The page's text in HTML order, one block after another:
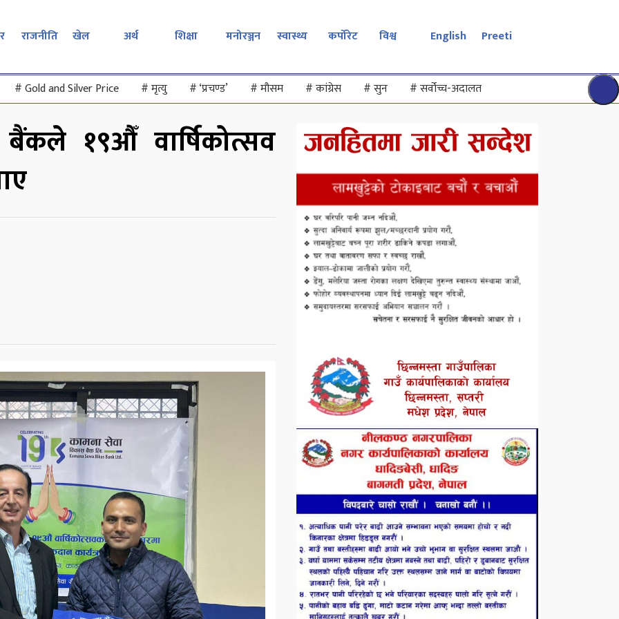
राजनीति खेल अर्थ शिक्षा मनोरञ्जन स्वास्थ्य कर्पोरेट विश्व English Preeti
#Gold and Silver Price #मृत्यु #‘प्रचण्ड’ #मौसम #कांग्रेस #सुन #सर्वोच्च-अदालत
१९औँ वार्षिकोत्सव